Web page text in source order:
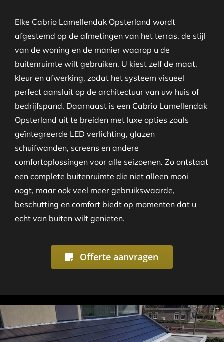
Elke Cabrio Lamellendak Opsterland wordt
afgestemd op de afmetingen van het terras, de stijl
van de woning en de manier waarop u de
buitenruimte wilt gebruiken. U kiest zelf de maat,
kleur en afwerking, zodat het systeem visueel
perfect aansluit op de architectuur van uw huis of
bedrijfspand. Daarnaast is een Cabrio Lamellendak
Opsterland uit te breiden met luxe opties zoals
geïntegreerde LED verlichting, glazen
schuifwanden, screens en andere
comfortoplossingen voor alle seizoenen. Zo ontstaat
een complete buitenruimte die niet alleen mooi
oogt, maar ook veel meer gebruikswaarde,
beschutting en comfort biedt op momenten dat u
echt van buiten wilt genieten.
Offerte aanvragen